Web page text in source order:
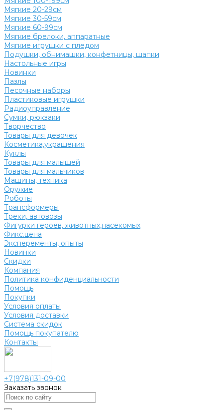
Мягкие 20-29см
Мягкие 30-59см
Мягкие 60-99см
Мягкие брелоки, аппаратные
Мягкие игрушки с пледом
Подушки, обнимашки, конфетницы, шапки
Настольные игры
Новинки
Пазлы
Песочные наборы
Пластиковые игрушки
Радиоуправление
Сумки, рюкзаки
Творчество
Товары для девочек
Косметика,украшения
Куклы
Товары для малышей
Товары для мальчиков
Машины, техника
Оружие
Роботы
Трансформеры
Треки, автовозы
Фигурки героев, животных,насекомых
Фикс.цена
Эксперементы, опыты
Новинки
Скидки
Компания
Политика конфиденциальности
Помощь
Покупки
Условия оплаты
Условия доставки
Система скидок
Помощь покупателю
Контакты
+7(978)131-09-00
Заказать звонок